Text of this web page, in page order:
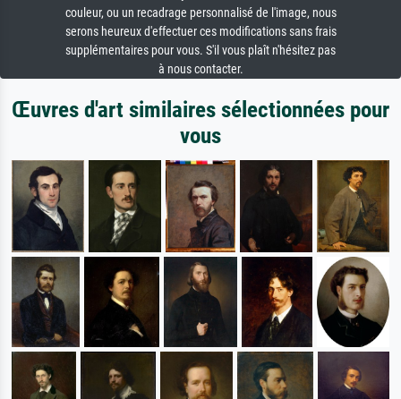
couleur, ou un recadrage personnalisé de l'image, nous
serons heureux d'effectuer ces modifications sans frais
supplémentaires pour vous. S'il vous plaît n'hésitez pas
à nous contacter.
Œuvres d'art similaires sélectionnées pour
vous